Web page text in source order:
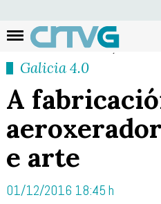
Galicia 4.0
A
e arte
01/12/2016 18:45 h